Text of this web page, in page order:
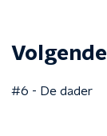
Volgende
#6 - De dader